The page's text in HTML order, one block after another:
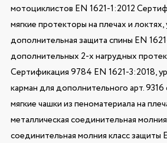
мотоциклистов EN 1621-1:2012
мягкие протекторы на плечах и локтях,
дополнительная защита спины EN
дополнительных 2-х нагрудных
Сертификация 9784 EN 1621-3:2018,
карман для дополнительного арт.
мягкие чашки из пеноматериала на
металлическая соединительная
соединительная молния класс